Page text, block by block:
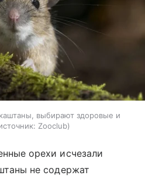
выбирают здоровые и
Zooclub
орехи исчезали
не содержат